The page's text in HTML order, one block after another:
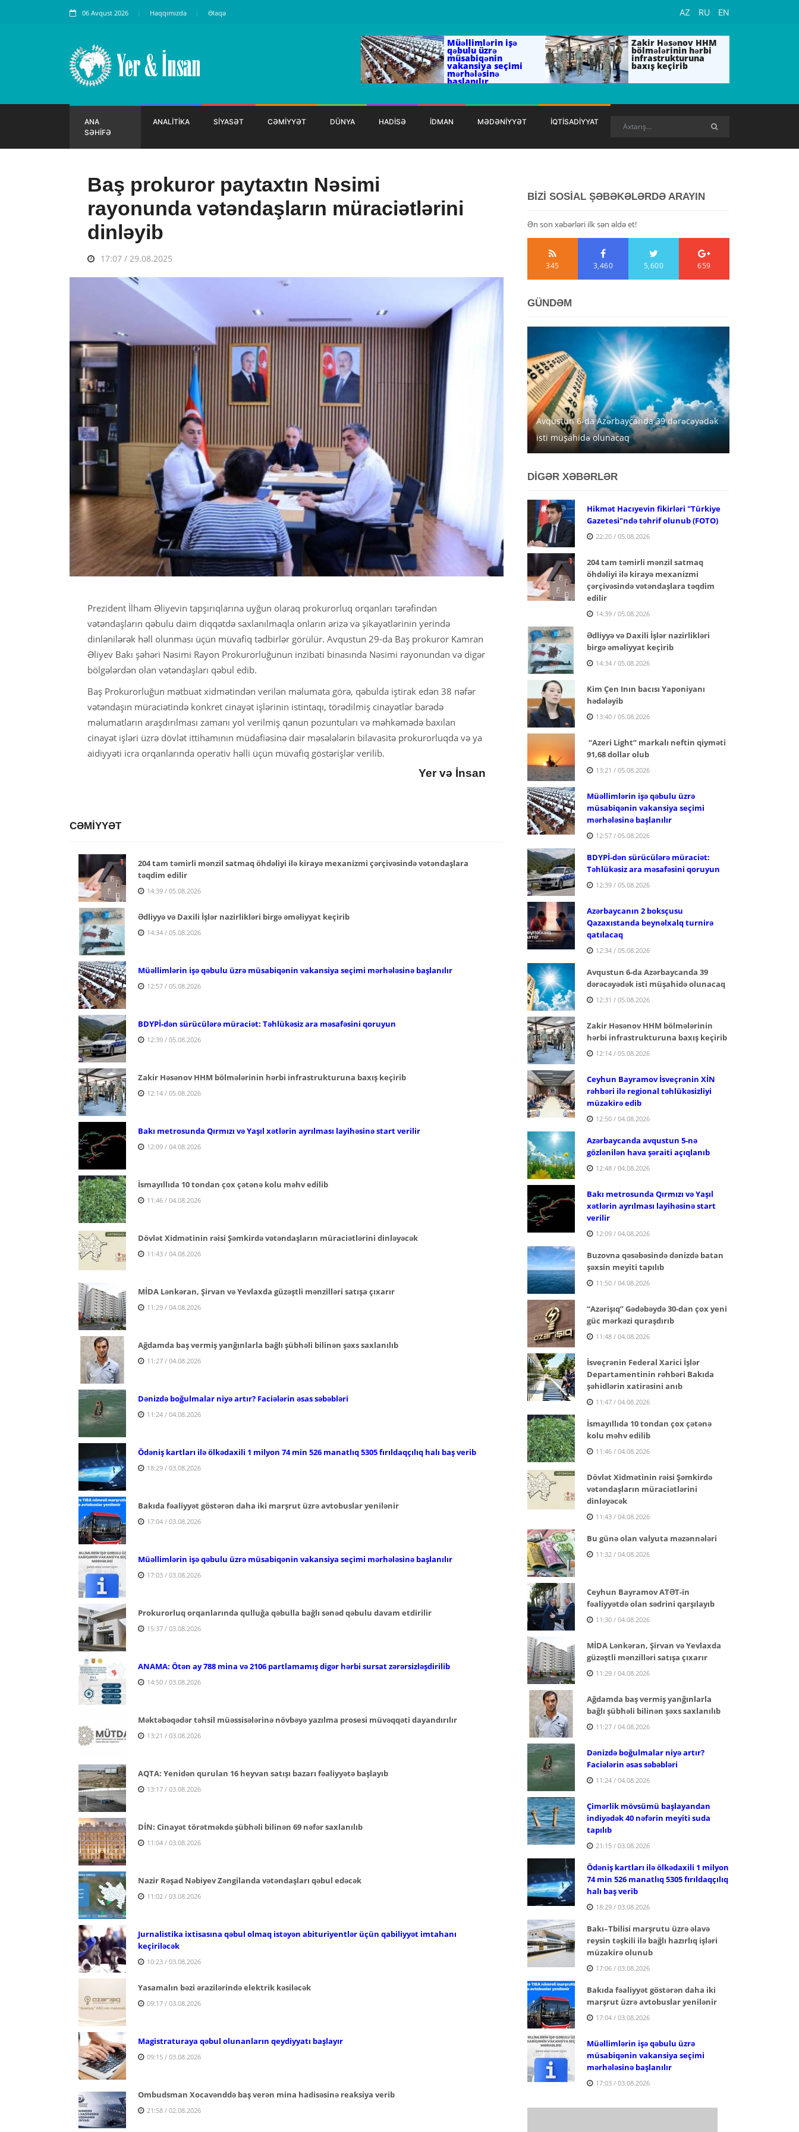
06 Avqust 2026 Haqqımızda Əlaqə AZ RU EN
Müəllimlərin işə
qəbulu üzrə
müsabiqənin
vakansiya seçimi
mərhələsinə
başlanılır
Zakir Həsənov HHM
bölmələrinin hərbi
infrastrukturuna
baxış keçirib
ANA
SƏHİFƏ
ANALİTİKA SİYASƏT CƏMİYYƏT DÜNYA HADİSƏ İDMAN MƏDƏNİYYƏT İQTİSADİYYAT
Baş prokuror paytaxtın Nəsimi
rayonunda vətəndaşların müraciətlərini
dinləyib
17:07 / 29.08.2025
Prezident İlham Əliyevin tapşırıqlarına uyğun olaraq prokurorluq orqanları tərəfindən
vətəndaşların qəbulu daim diqqətdə saxlanılmaqla onların ərizə və şikayətlərinin yerində
dinlənilərək həll olunması üçün müvafiq tədbirlər görülür. Avqustun 29-da Baş prokuror Kamran
Əliyev Bakı şəhəri Nəsimi Rayon Prokurorluğunun inzibati binasında Nəsimi rayonundan və digər
bölgələrdən olan vətəndaşları qəbul edib.
Baş Prokurorluğun mətbuat xidmətindən verilən məlumata görə, qəbulda iştirak edən 38 nəfər
vətəndaşın müraciətində konkret cinayət işlərinin istintaqı, törədilmiş cinayətlər barədə
məlumatların araşdırılması zamanı yol verilmiş qanun pozuntuları və məhkəmədə baxılan
cinayət işləri üzrə dövlət ittihamının müdafiəsinə dair məsələlərin bilavasitə prokurorluqda və ya
aidiyyəti icra orqanlarında operativ həlli üçün müvafiq göstərişlər verilib.
Yer və İnsan
CƏMİYYƏT
204 tam təmirli mənzil satmaq öhdəliyi ilə kirayə mexanizmi çərçivəsində vətəndaşlara
təqdim edilir
14:39 / 05.08.2026
Ədliyyə və Daxili İşlər nazirlikləri birgə əməliyyat keçirib
14:34 / 05.08.2026
Müəllimlərin işə qəbulu üzrə müsabiqənin vakansiya seçimi mərhələsinə başlanılır
12:57 / 05.08.2026
BDYPİ-dən sürücülərə müraciət: Təhlükəsiz ara məsafəsini qoruyun
12:39 / 05.08.2026
Zakir Həsənov HHM bölmələrinin hərbi infrastrukturuna baxış keçirib
12:14 / 05.08.2026
Bakı metrosunda Qırmızı və Yaşıl xətlərin ayrılması layihəsinə start verilir
12:09 / 04.08.2026
İsmayıllıda 10 tondan çox çətənə kolu məhv edilib
11:46 / 04.08.2026
Dövlət Xidmətinin rəisi Şəmkirdə vətəndaşların müraciətlərini dinləyəcək
11:43 / 04.08.2026
MİDA Lənkəran, Şirvan və Yevlaxda güzəştli mənzilləri satışa çıxarır
11:29 / 04.08.2026
Ağdamda baş vermiş yanğınlarla bağlı şübhəli bilinən şəxs saxlanılıb
11:27 / 04.08.2026
Dənizdə boğulmalar niyə artır? Faciələrin əsas səbəbləri
11:24 / 04.08.2026
Ödəniş kartları ilə ölkədaxili 1 milyon 74 min 526 manatlıq 5305 fırıldaqçılıq halı baş verib
18:29 / 03.08.2026
Bakıda fəaliyyət göstərən daha iki marşrut üzrə avtobuslar yenilənir
17:04 / 03.08.2026
Müəllimlərin işə qəbulu üzrə müsabiqənin vakansiya seçimi mərhələsinə başlanılır
17:03 / 03.08.2026
Prokurorluq orqanlarında qulluğa qəbulla bağlı sənəd qəbulu davam etdirilir
15:37 / 03.08.2026
ANAMA: Ötən ay 788 mina və 2106 partlamamış digər hərbi sursat zərərsizləşdirilib
14:50 / 03.08.2026
Məktəbəqədər təhsil müəssisələrinə növbəyə yazılma prosesi müvəqqəti dayandırılır
13:21 / 03.08.2026
AQTA: Yenidən qurulan 16 heyvan satışı bazarı fəaliyyətə başlayıb
13:17 / 03.08.2026
DİN: Cinayət törətməkdə şübhəli bilinən 69 nəfər saxlanılıb
11:04 / 03.08.2026
Nazir Rəşad Nəbiyev Zəngilanda vətəndaşları qəbul edəcək
11:02 / 03.08.2026
Jurnalistika ixtisasına qəbul olmaq istəyən abituriyentlər üçün qabiliyyət imtahanı
keçiriləcək
10:23 / 03.08.2026
Yasamalın bəzi ərazilərində elektrik kəsiləcək
09:17 / 03.08.2026
Magistraturaya qəbul olunanların qeydiyyatı başlayır
09:15 / 03.08.2026
Ombudsman Xocavənddə baş verən mina hadisəsinə reaksiya verib
21:58 / 02.08.2026
BİZİ SOSİAL ŞƏBƏKƏLƏRDƏ ARAYIN
Ən son xəbərləri ilk sən əldə et!
345 3,460 5,600 659
GÜNDƏM
Avqustun 6-da Azərbaycanda 39 dərəcəyədək
isti müşahidə olunacaq
DİGƏR XƏBƏRLƏR
Hikmət Hacıyevin fikirləri "Türkiye
Gazetesi"ndə təhrif olunub (FOTO)
22:20 / 05.08.2026
204 tam təmirli mənzil satmaq
öhdəliyi ilə kirayə mexanizmi
çərçivəsində vətəndaşlara təqdim
edilir
14:39 / 05.08.2026
Ədliyyə və Daxili İşlər nazirlikləri
birgə əməliyyat keçirib
14:34 / 05.08.2026
Kim Çen Inın bacısı Yaponiyanı
hədələyib
13:40 / 05.08.2026
“Azeri Light” markalı neftin qiyməti
91,68 dollar olub
13:21 / 05.08.2026
Müəllimlərin işə qəbulu üzrə
müsabiqənin vakansiya seçimi
mərhələsinə başlanılır
12:57 / 05.08.2026
BDYPİ-dən sürücülərə müraciət:
Təhlükəsiz ara məsafəsini qoruyun
12:39 / 05.08.2026
Azərbaycanın 2 boksçusu
Qazaxıstanda beynəlxalq turnirə
qatılacaq
12:34 / 05.08.2026
Avqustun 6-da Azərbaycanda 39
dərəcəyədək isti müşahidə olunacaq
12:31 / 05.08.2026
Zakir Həsənov HHM bölmələrinin
hərbi infrastrukturuna baxış keçirib
12:14 / 05.08.2026
Ceyhun Bayramov İsveçrənin XİN
rəhbəri ilə regional təhlükəsizliyi
müzakirə edib
12:50 / 04.08.2026
Azərbaycanda avqustun 5-nə
gözlənilən hava şəraiti açıqlanıb
12:48 / 04.08.2026
Bakı metrosunda Qırmızı və Yaşıl
xətlərin ayrılması layihəsinə start
verilir
12:09 / 04.08.2026
Buzovna qəsəbəsində dənizdə batan
şəxsin meyiti tapılıb
11:50 / 04.08.2026
“Azərişıq” Gədəbəydə 30-dan çox yeni
güc mərkəzi quraşdırıb
11:48 / 04.08.2026
İsveçrənin Federal Xarici İşlər
Departamentinin rəhbəri Bakıda
şəhidlərin xatirəsini anıb
11:47 / 04.08.2026
İsmayıllıda 10 tondan çox çətənə
kolu məhv edilib
11:46 / 04.08.2026
Dövlət Xidmətinin rəisi Şəmkirdə
vətəndaşların müraciətlərini
dinləyəcək
11:43 / 04.08.2026
Bu günə olan valyuta məzənnələri
11:32 / 04.08.2026
Ceyhun Bayramov ATƏT-in
fəaliyyətdə olan sədrini qarşılayıb
11:30 / 04.08.2026
MİDA Lənkəran, Şirvan və Yevlaxda
güzəştli mənzilləri satışa çıxarır
11:29 / 04.08.2026
Ağdamda baş vermiş yanğınlarla
bağlı şübhəli bilinən şəxs saxlanılıb
11:27 / 04.08.2026
Dənizdə boğulmalar niyə artır?
Faciələrin əsas səbəbləri
11:24 / 04.08.2026
Çimərlik mövsümü başlayandan
indiyədək 40 nəfərin meyiti suda
tapılıb
21:15 / 03.08.2026
Ödəniş kartları ilə ölkədaxili 1 milyon
74 min 526 manatlıq 5305 fırıldaqçılıq
halı baş verib
18:29 / 03.08.2026
Bakı–Tbilisi marşrutu üzrə əlavə
reysin təşkili ilə bağlı hazırlıq işləri
müzakirə olunub
17:06 / 03.08.2026
Bakıda fəaliyyət göstərən daha iki
marşrut üzrə avtobuslar yenilənir
17:04 / 03.08.2026
Müəllimlərin işə qəbulu üzrə
müsabiqənin vakansiya seçimi
mərhələsinə başlanılır
17:03 / 03.08.2026